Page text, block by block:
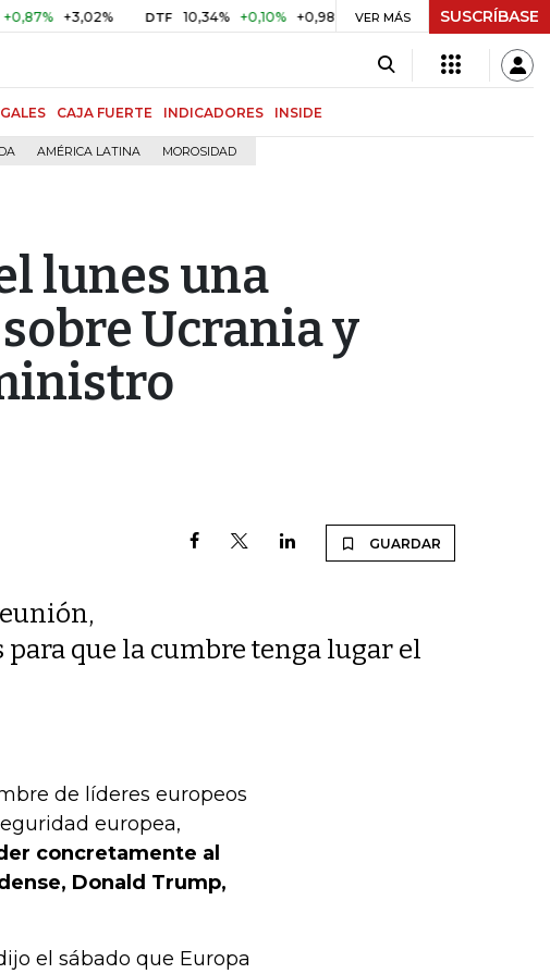
+3,02% DTF 10,34% +0,10% +0,98% UVR $ 416,86 +$ 0,05 +0,01%
VER MÁS SUSCRÍBASE
CAJA FUERTE INDICADORES INSIDE
AMÉRICA LATINA MOROSIDAD
lunes una
Ucrania y
GUARDAR
que la cumbre tenga lugar el
de líderes europeos
europea,
concretamente al
Donald Trump,
el sábado que Europa